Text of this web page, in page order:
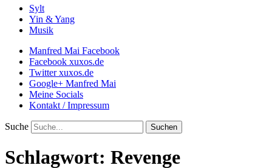
Sylt
Yin & Yang
Musik
Manfred Mai Facebook
Facebook xuxos.de
Twitter xuxos.de
Google+ Manfred Mai
Meine Socials
Kontakt / Impressum
Suche
Schlagwort: Revenge